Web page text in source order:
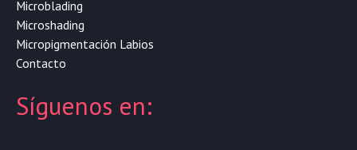
Microblading
Microshading
Micropigmentación Labios
Contacto
Síguenos en: